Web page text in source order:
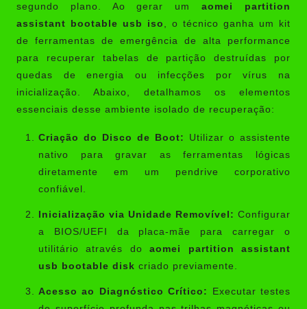
segundo plano. Ao gerar umaomei partition
assistant bootable usb iso
, o técnico ganha um kit
de ferramentas de emergência de alta performance
para recuperar tabelas de partição destruídas por
quedas de energia ou infecções por vírus na
inicialização. Abaixo, detalhamos os elementos
essenciais desse ambiente isolado de recuperação:
Criação do Disco de Boot:
Utilizar o assistente
nativo para gravar as ferramentas lógicas
diretamente em um pendrive corporativo
confiável.
Inicialização via Unidade Removível: Configurar
a BIOS/UEFI da placa-mãe para carregar o
utilitário através doaomei partition assistant
usb bootable disk criado previamente.
Acesso ao Diagnóstico Crítico:
Executar testes